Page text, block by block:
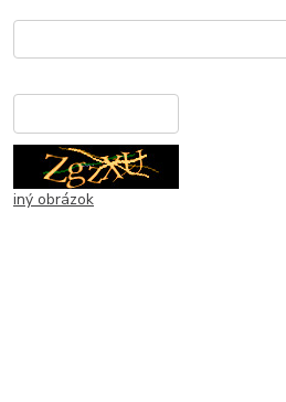
iný obrázok